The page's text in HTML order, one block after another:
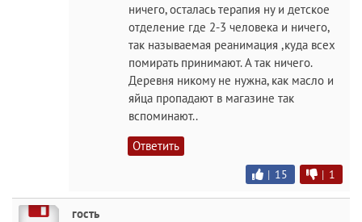
ничего, осталась терапия ну и детское
отделение где 2-3 человека и ничего,
так называемая реанимация ,куда всех
помирать принимают. А так ничего.
Деревня никому не нужна, как масло и
яйца пропадают в магазине так
вспоминают..
Ответить
| 15 | 1
гость